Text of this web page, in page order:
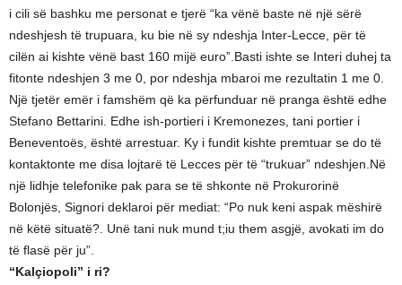
i cili së bashku me personat e tjerë “ka vënë baste në një sërë
ndeshjesh të trupuara, ku bie në sy ndeshja Inter-Lecce, për të
cilën ai kishte vënë bast 160 mijë euro”.Basti ishte se Interi duhej ta
fitonte ndeshjen 3 me 0, por ndeshja mbaroi me rezultatin 1 me 0.
Një tjetër emër i famshëm që ka përfunduar në pranga është edhe
Stefano Bettarini. Edhe ish-portieri i Kremonezes, tani portier i
Beneventoës, është arrestuar. Ky i fundit kishte premtuar se do të
kontaktonte me disa lojtarë të Lecces për të “trukuar” ndeshjen.Në
një lidhje telefonike pak para se të shkonte në Prokurorinë
Bolonjës, Signori deklaroi për mediat: “Po nuk keni aspak mëshirë
në këtë situatë?. Unë tani nuk mund t;iu them asgjë, avokati im do
të flasë për ju”.
“Kalçiopoli” i ri?